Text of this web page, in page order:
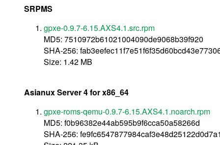
SRPMS
gpxe-0.9.7-6.15.AXS4.1.src.rpm
MD5: 7510972b61021004090de9068b39f920
SHA-256:
Size: 1.42 MB
Asianux Server 4 for x86_64
gpxe-roms-qemu-0.9.7-6.15.AXS4.1.noarch.rpm
MD5: f0b96382e44ab595b9f6cca50a58266d
SHA-256: